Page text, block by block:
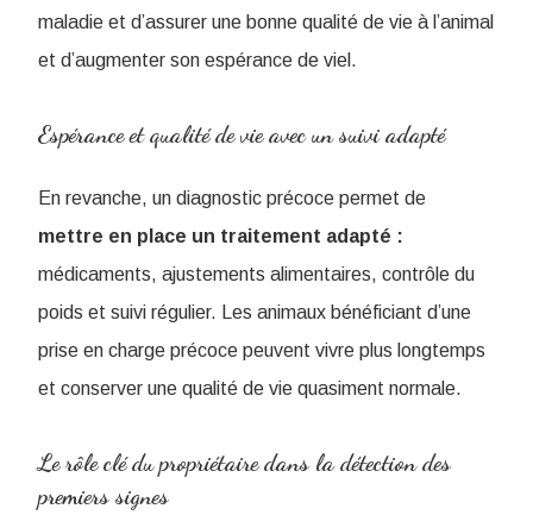
maladie et d’assurer une bonne qualité de vie à l’animal
et d’augmenter son espérance de viel.
Espérance et qualité de vie avec un suivi adapté
En revanche, un diagnostic précoce permet de
mettre en place un traitement adapté :
médicaments, ajustements alimentaires, contrôle du
poids et suivi régulier. Les animaux bénéficiant d’une
prise en charge précoce peuvent vivre plus longtemps
et conserver une qualité de vie quasiment normale.
Le rôle clé du propriétaire dans la détection des
premiers signes